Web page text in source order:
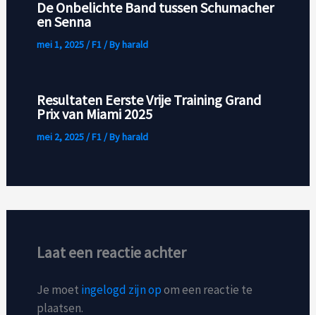
De Onbelichte Band tussen Schumacher
en Senna
mei 1, 2025/F1/ Byharald
Resultaten Eerste Vrije Training Grand
Prix van Miami 2025
mei 2, 2025/F1/ Byharald
Laat een reactie achter
Je moet ingelogd zijn opom een reactie te
plaatsen.